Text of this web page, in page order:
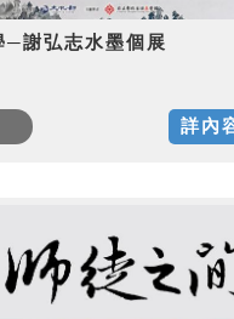
─謝弘志水墨個展
詳內